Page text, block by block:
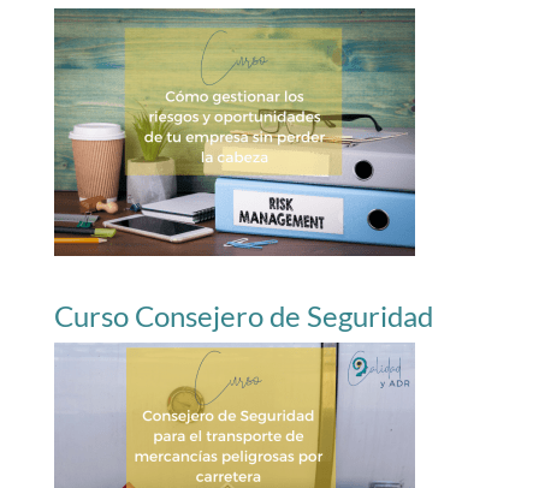
Curso Consejero de Seguridad